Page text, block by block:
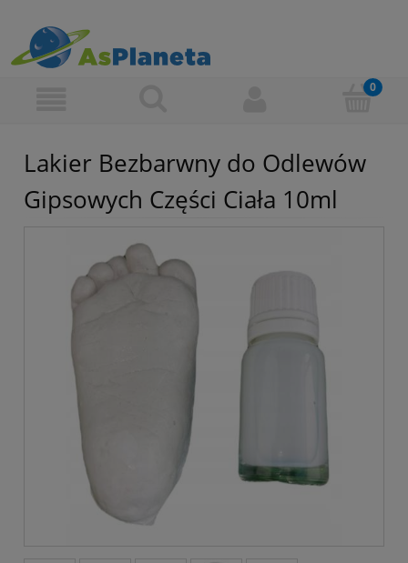
Lakier Bezbarwny do Odlewów
Gipsowych Części Ciała 10ml